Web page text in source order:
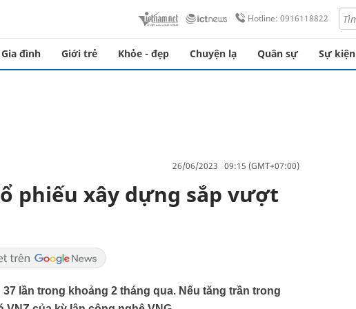
Hotline: 0916118822
Gia đình Giới trẻ Khỏe - đẹp Chuyện lạ Quân sự Sự kiện
26/06/2023 09:15 (GMT+07:00)
phiếu xây dựng sắp vượt
lần trong khoảng 2 tháng qua. Nếu tăng trần trong